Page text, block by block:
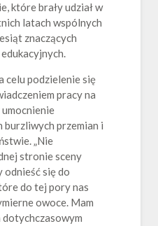
które brały udział w
latach wspólnych
znaczących
celu podzielenie się
pracy na
burzliwych przemian i
„Nie
stronie sceny
się do
do tej pory nas
owoce. Mam
dotychczasowym